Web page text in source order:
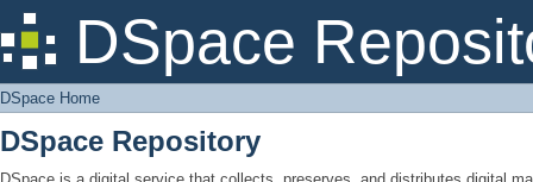
DSpace
DSpace Home
DSpace Home
DSpace Repository